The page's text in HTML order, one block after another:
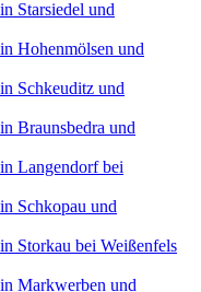
Starsiedel und
Hohenmölsen und
Schkeuditz und
Braunsbedra und
Langendorf bei
Schkopau und
Storkau bei Weißenfels
Markwerben und